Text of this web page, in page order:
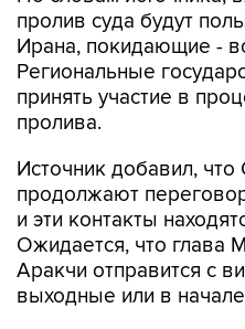
пролив суда будут
Ирана, покидающие -
Региональные
принять участие в
пролива.
Источник добавил,
продолжают
и эти контакты
Ожидается, что глава
Аракчи отправится с
выходные или в